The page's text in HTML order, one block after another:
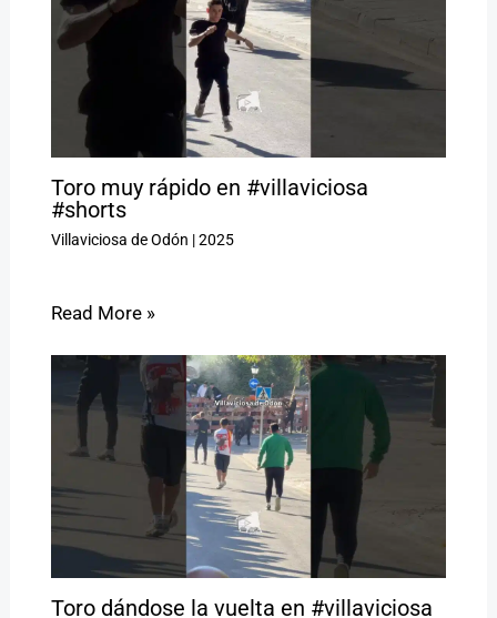
Toro muy rápido en #villaviciosa
#shorts
Villaviciosa de Odón |2025
Read More »
Toro dándose la vuelta en #villaviciosa